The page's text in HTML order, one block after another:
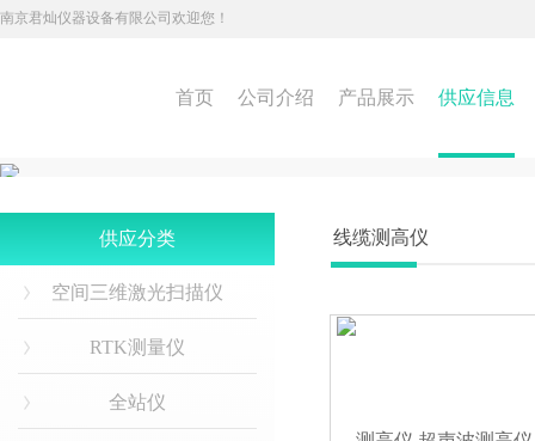
南京君灿仪器设备有限公司欢迎您！
首页 公司介绍 产品展示 供应信息
供应分类
空间三维激光扫描仪
RTK测量仪
全站仪
线缆测高仪